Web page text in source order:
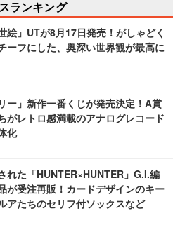
ランキング
絵」UTが8月17日発売！がしゃどく
ーフにした、奥深い世界観が最高に
ー」新作一番くじが発売決定！A賞
がレトロ感満載のアナログレコード
化
れた「HUNTER×HUNTER」G.I.編
が受注再販！カードデザインのキー
アたちのセリフ付ソックスなど